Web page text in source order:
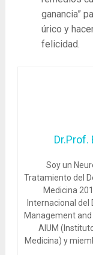
ganancia”
úrico y
felicidad.
Dr.Prof.
Soy un
Tratamiento del
Medicina
Internacional del
Management and
AIUM
Medicina) y